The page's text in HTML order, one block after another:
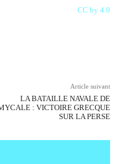
CC by 4.0
Article suivant
LA BATAILLE NAVALE DE
: VICTOIRE GRECQUE
SUR LA PERSE